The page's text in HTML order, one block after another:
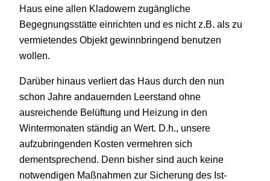
Haus eine allen Kladowern zugängliche
Begegnungsstätte einrichten und es nicht z.B. als zu
vermietendes Objekt gewinnbringend benutzen
wollen.
Darüber hinaus verliert das Haus durch den nun
schon Jahre andauernden Leerstand ohne
ausreichende Belüftung und Heizung in den
Wintermonaten ständig an Wert. D.h., unsere
aufzubringenden Kosten vermehren sich
dementsprechend. Denn bisher sind auch keine
notwendigen Maßnahmen zur Sicherung des Ist-